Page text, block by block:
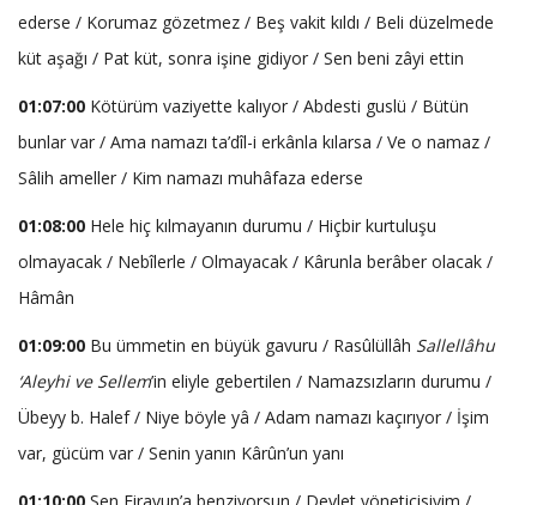
ederse / Korumaz gözetmez / Beş vakit kıldı / Beli düzelmede
küt aşağı / Pat küt, sonra işine gidiyor / Sen beni zâyi ettin
01:07:00 Kötürüm vaziyette kalıyor / Abdesti guslü / Bütün
bunlar var / Ama namazı ta’dîl-i erkânla kılarsa / Ve o namaz /
Sâlih ameller / Kim namazı muhâfaza ederse
01:08:00 Hele hiç kılmayanın durumu / Hiçbir kurtuluşu
olmayacak / Nebîlerle / Olmayacak / Kârunla berâber olacak /
Hâmân
01:09:00 Bu ümmetin en büyük gavuru / Rasûlüllâh Sallellâhu
‘Aleyhi ve Sellem’in eliyle gebertilen / Namazsızların durumu /
Übeyy b. Halef / Niye böyle yâ / Adam namazı kaçırıyor / İşim
var, gücüm var / Senin yanın Kârûn’un yanı